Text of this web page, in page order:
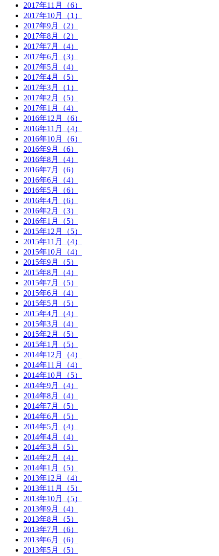
2017年11月（6）
2017年10月（1）
2017年9月（2）
2017年8月（2）
2017年7月（4）
2017年6月（3）
2017年5月（4）
2017年4月（5）
2017年3月（1）
2017年2月（5）
2017年1月（4）
2016年12月（6）
2016年11月（4）
2016年10月（6）
2016年9月（6）
2016年8月（4）
2016年7月（6）
2016年6月（4）
2016年5月（6）
2016年4月（6）
2016年2月（3）
2016年1月（5）
2015年12月（5）
2015年11月（4）
2015年10月（4）
2015年9月（5）
2015年8月（4）
2015年7月（5）
2015年6月（4）
2015年5月（5）
2015年4月（4）
2015年3月（4）
2015年2月（5）
2015年1月（5）
2014年12月（4）
2014年11月（4）
2014年10月（5）
2014年9月（4）
2014年8月（4）
2014年7月（5）
2014年6月（5）
2014年5月（4）
2014年4月（4）
2014年3月（5）
2014年2月（4）
2014年1月（5）
2013年12月（4）
2013年11月（5）
2013年10月（5）
2013年9月（4）
2013年8月（5）
2013年7月（6）
2013年6月（6）
2013年5月（5）